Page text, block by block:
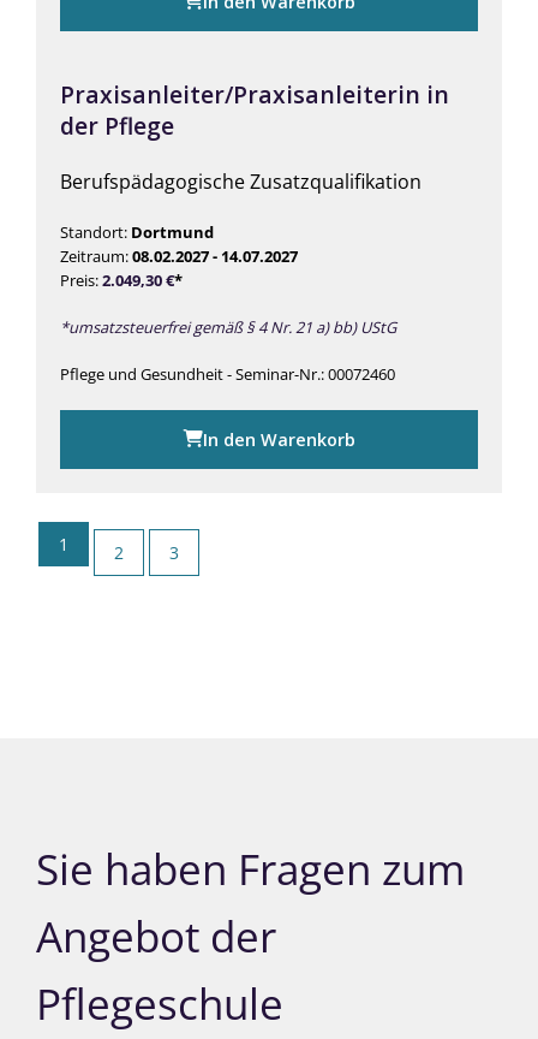
Praxisanleiter/Praxisanleiterin in
der Pflege
Berufspädagogische Zusatzqualifikation
Standort: Dortmund
Zeitraum:08.02.2027 - 14.07.2027
Preis:2.049,30€*
*umsatzsteuerfrei gemäß § 4 Nr. 21 a) bb) UStG
Pflege und Gesundheit - Seminar-Nr.: 00072460
In den Warenkorb
1 2 3
Sie haben Fragen zum
Angebot der
Pflegeschule